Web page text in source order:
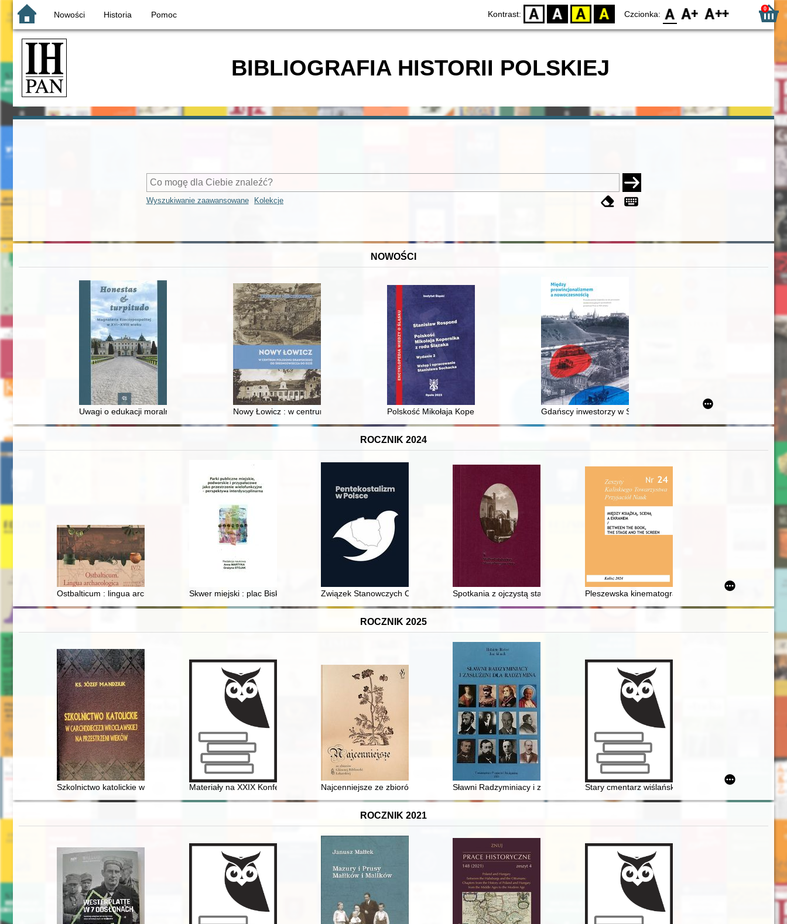
Nowości Historia Pomoc Kontrast: D BW YB BY Czcionka: F0 F1 F2 0
BIBLIOGRAFIA HISTORII POLSKIEJ
Wyszukiwanie zaawansowane Kolekcje
NOWOŚCI
Uwagi o edukacji moralnej synów szlacheckich w XVI-wiecznej Rzeczypospolitej
Nowy Łowicz : w centrum poligonu drawskiego od średniowiecza do dziś
Polskość Mikołaja Kopernika z rodu ŚlązakaGdańscy inwestorzy w Sopocie : prestiż finansowy i towarzyski
ROCZNIK 2024
Ostbalticum : lingua archaeologica. Cz. 2Skwer miejski : plac Biskupi (ulica Biskupia) w Krakowie : świadek minionej i obecnej epoki
Związek Stanowczych Chrześcijan - wspólnota zielonoświątkowa na Śląsku Cieszyńskim 1910-1947
Spotkania z ojczystą starożytnością : David i Friedrich Gilly oraz ich stosunek do
Pleszewska kinematografia w okresie
ROCZNIK 2025
Szkolnictwo katolickie w (archi)diecezji wrocławskiej na przestrzeni wieków
Materiały na XXIX Konferencję Historyczną "Z dziejów ziemi dobrzyńskiej" w Sąsiecznie, gmina Obrowo w dniu 15 października 2025 r
Najcenniejsze ze zbiorów Głównej Biblioteki LekarskiejSławni Radzyminiacy i zasłużeni dla RadzyminaStary cmentarz wiślański. T. 2,
ROCZNIK 2021